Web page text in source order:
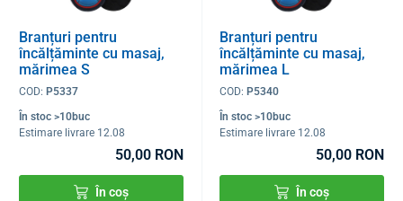
Branțuri pentru
încălțăminte cu masaj,
mărimea S
COD: P5337
În stoc >10buc
Estimare livrare 12.08
50,00 RON
În coș
Branțuri pentru
încălțăminte cu masaj,
mărimea L
COD:P5340
În stoc >10buc
Estimare livrare 12.08
50,00 RON
În coș